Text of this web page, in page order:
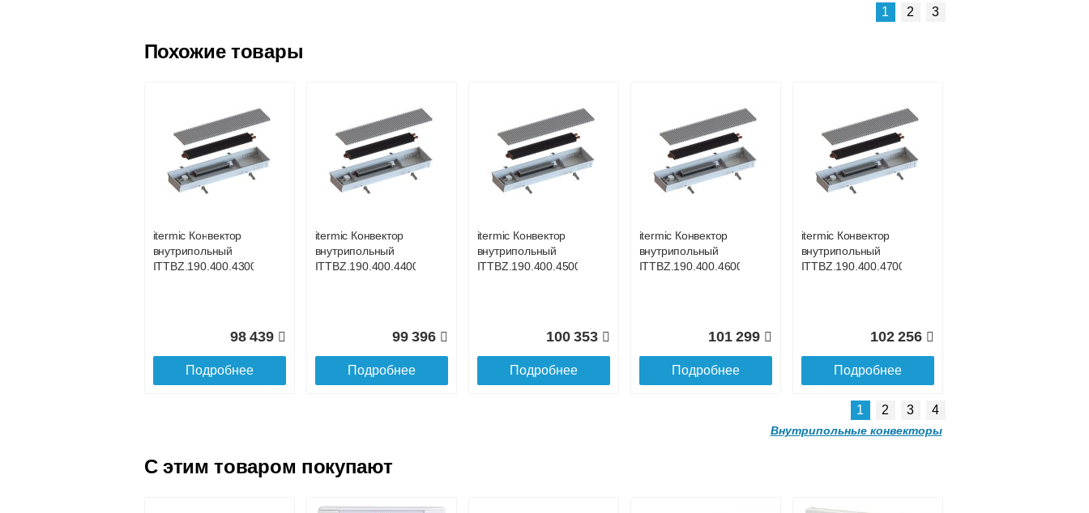
itermic Конвектор
внутрипольный
ITTBL.190.400.4000
105 267
itermic Конвектор
внутрипольный
ITTBL.190.400.4100
106 688
itermic Конвектор
внутрипольный
ITTBL.190.400.4200
118 619
itermic Конвектор
внутрипольный
ITTBL.190.400.4300
120 559
itermic Конвектор
внутрипольный
ITTBL.190.400.4400
121 981
itermic Конвектор
ITTBL.190.400.4600
ITTBL.190.400.3600
1 2 3
Похожие товары
itermic Конвектор
внутрипольный
ITTBZ.190.400.4300
98 439
Подробнее
itermic Конвектор
внутрипольный
ITTBZ.190.400.4400
99 396
Подробнее
itermic Конвектор
внутрипольный
ITTBZ.190.400.4500
100 353
Подробнее
itermic Конвектор
внутрипольный
ITTBZ.190.400.4600
101 299
Подробнее
itermic Конвектор
внутрипольный
ITTBZ.190.400.4700
102 256
Подробнее
1 2 3 4
Внутрипольные конвекторы
C этим товаром покупают